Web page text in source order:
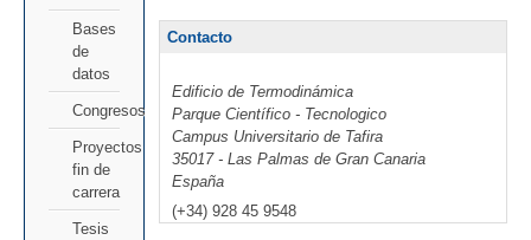
Bases
de
datos
Congresos
Proyectos
fin de
carrera
Tesis
Contacto
Edificio de Termodinámica
Parque Científico - Tecnologico
Campus Universitario de Tafira
35017 - Las Palmas de Gran Canaria
España
(+34) 928 45 9548